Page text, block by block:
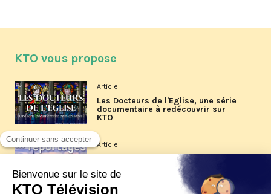
KTO vous propose
Article
Les Docteurs de l'Église, une série
documentaire à redécouvrir sur
KTO
Article
Les reportages d'été 2026 de KTO